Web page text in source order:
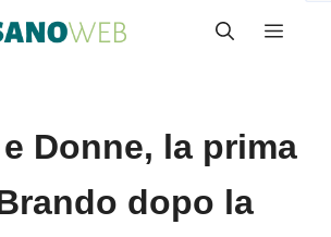
Menu
Donne, la prima
dopo la